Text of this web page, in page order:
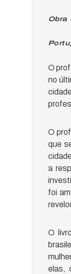
Obra
O
no
O
que
a
foi
O
elas,